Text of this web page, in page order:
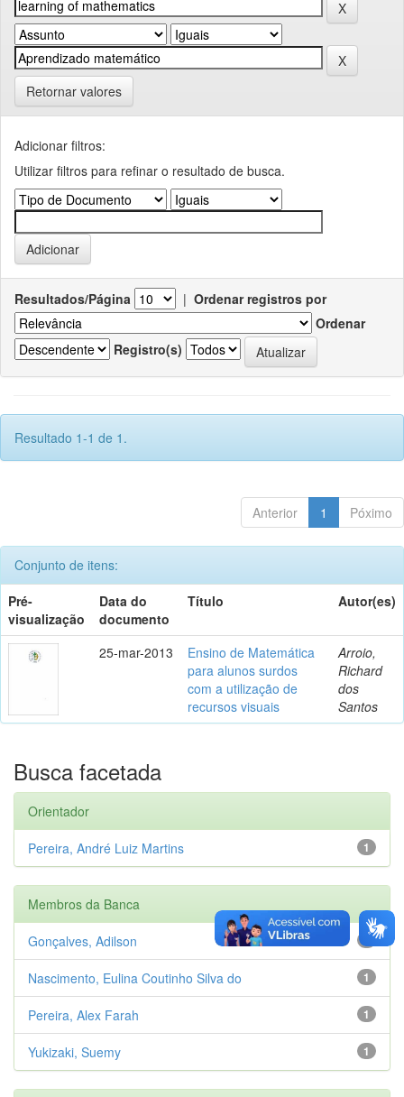
Retornar valores
Adicionar filtros:
Utilizar filtros para refinar o resultado de busca.
Resultados/Página | Ordenar registros por
Ordenar
Registro(s)
Resultado 1-1 de 1.
Anterior 1 Póximo
Conjunto de itens:
Pré-
visualização
Data do
documento
Título Autor(es)
25-mar-2013
Ensino de Matemática
para alunos surdos
com a utilização de
recursos visuais
Arroio,
Richard
dos
Santos
Busca facetada
Orientador
1
Pereira, André Luiz Martins
Membros da Banca
1
Gonçalves, Adilson
1
Nascimento, Eulina Coutinho Silva do
1
Pereira, Alex Farah
1
Yukizaki, Suemy